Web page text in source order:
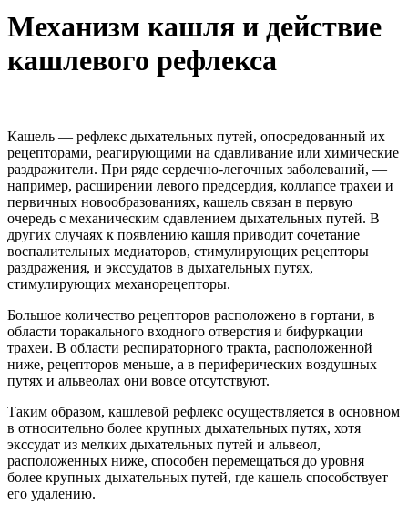
Механизм кашля и действие
кашлевого рефлекса
Кашель — рефлекс дыхательных путей, опосредованный их
рецепторами, реагирующими на сдавливание или химические
раздражители. При ряде сердечно-легочных заболеваний, —
например, расширении левого предсердия, коллапсе трахеи и
первичных новообразованиях, кашель связан в первую
очередь с механическим сдавлением дыхательных путей. В
других случаях к появлению кашля приводит сочетание
воспалительных медиаторов, стиму­лирующих рецепторы
раздражения, и экссудатов в дыхательных путях,
стимулирующих механорецепторы.
Большое количество рецепторов расположено в гортани, в
области торакального входного отверстия и бифуркации
трахеи. В области респираторного тракта, расположенной
ниже, рецепторов меньше, а в периферических воздушных
путях и альвеолах они вовсе отсутствуют.
Таким образом, кашлевой рефлекс осуществляется в основном
в относительно более крупных дыхательных путях, хотя
экссудат из мелких дыхательных путей и альвеол,
расположенных ниже, способен перемещаться до уровня
более крупных дыхательных путей, где кашель способствует
его удалению.